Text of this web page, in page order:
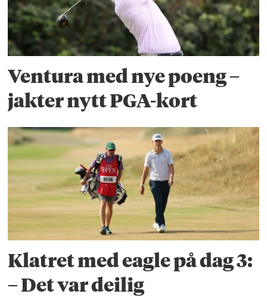
Ventura med nye poeng –
jakter nytt PGA-kort
Klatret med eagle på dag 3:
– Det var deilig